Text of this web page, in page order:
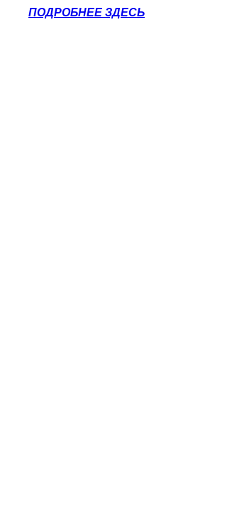
ПОДРОБНЕЕ ЗДЕСЬ